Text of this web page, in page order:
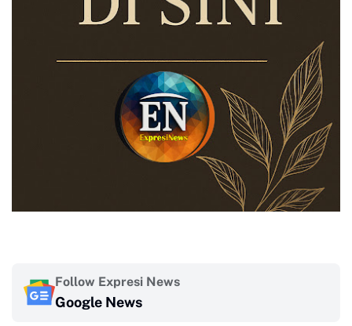
Follow Expresi News
Google News